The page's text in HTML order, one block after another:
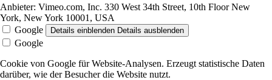
Anbieter: Vimeo.com, Inc. 330 West 34th Street, 10th Floor New
York, New York 10001, USA
Google
Details einblenden Details ausblenden
Google
Cookie von Google für Website-Analysen. Erzeugt statistische Daten
darüber, wie der Besucher die Website nutzt.